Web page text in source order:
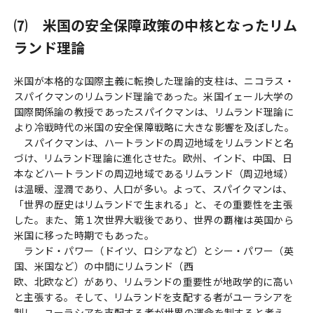
⑺ 米国の安全保障政策の中核となったリム
ランド理論
米国が本格的な国際主義に転換した理論的支柱は、ニコラス・
スパイクマンのリムランド理論であった。米国イェール大学の
国際関係論の教授であったスパイクマンは、リムランド理論に
より冷戦時代の米国の安全保障戦略に大きな影響を及ぼした。
スパイクマンは、ハートランドの周辺地域をリムランドと名
づけ、リムランド理論に進化させた。欧州、インド、中国、日
本などハートランドの周辺地域であるリムランド（周辺地域）
は温暖、湿潤であり、人口が多い。よって、スパイクマンは、
「世界の歴史はリムランドで生まれる」と、その重要性を主張
した。また、第１次世界大戦後であり、世界の覇権は英国から
米国に移った時期でもあった。
ランド・パワー（ドイツ、ロシアなど）とシー・パワー（英
国、米国など）の中間にリムランド（西
欧、北欧など）があり、リムランドの重要性が地政学的に高い
と主張する。そして、リムランドを支配する者がユーラシアを